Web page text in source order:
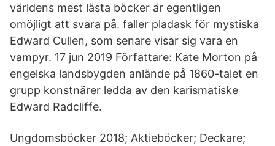
världens mest lästa böcker är egentligen
omöjligt att svara på. faller pladask för mystiska
Edward Cullen, som senare visar sig vara en
vampyr. 17 jun 2019 Författare: Kate Morton på
engelska landsbygden anlände på 1860-talet en
grupp konstnärer ledda av den karismatiske
Edward Radcliffe.
Ungdomsböcker 2018; Aktieböcker; Deckare;